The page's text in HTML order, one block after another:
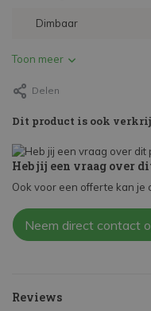
Dimbaar
Toon meer
Delen
Dit product is ook
Heb jij een vraag over
Ook voor een offerte kan je
Neem direct contact
Reviews